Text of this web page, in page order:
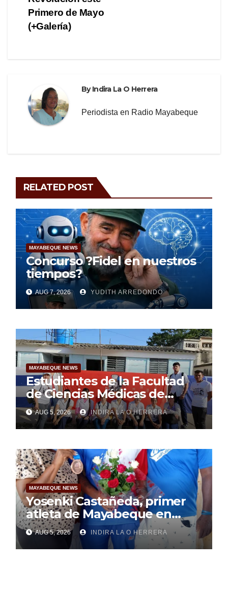
k
Primero de Mayo
(+Galería)
ByIndira La O Herrera
Periodista en Radio Mayabeque
RELATED POST
MAYABEQUE NEWS
Concurso ?Fidel en nuestros
tiempos?
AUG 7, 2026 YUDITH ARREDONDO
MAYABEQUE NEWS
Estudiantes de la Facultad
de Ciencias Médicas de
Mayabeque realizan
pesquisa
AUG 5, 2026 INDIRA LA O HERRERA
MAYABEQUE NEWS
Yosenki Castañeda, primer
atleta de Mayabeque en
subir al podio
centroamericano
AUG 5, 2026 INDIRA LA O HERRERA